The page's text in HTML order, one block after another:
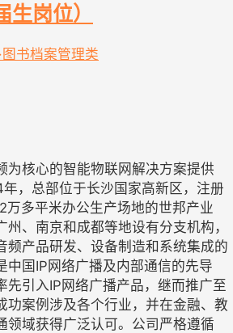
岗位）
图书档案管理类
为核心的智能物联网解决方案提供
，总部位于长沙国家高新区，注册
万多平米办公生产场地的世邦产业
州、南京和成都等地设有分支机构，
频产品研发、设备制造和系统集成的
中国IP网络广播及内部通信的先导
先引入IP网络广播产品，继而推广至
功案例涉及各个行业，并在金融、教
领域获得广泛认可。公司严格遵循